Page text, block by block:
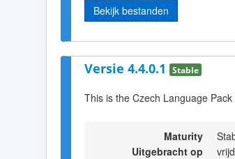
Bekijk bestanden
Versie 4.4.0.1 Stable
This is the Czech Language
Maturity
Uitgebracht op